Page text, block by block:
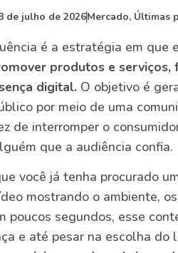
de julho de 2026Mercado, Últimas
é a estratégia em que
produtos e
digital. O objetivo é
por meio de uma
de interromper o
que a audiência confia.
você já tenha procurado
mostrando o ambiente,
poucos segundos, esse
e até pesar na escolha do